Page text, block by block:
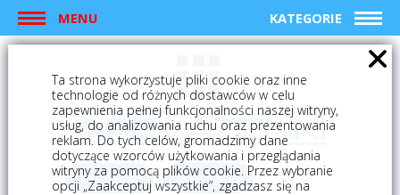
MENU KATEGORIE
logowanie rejestracja
Ta strona wykorzystuje pliki cookie oraz inne
technologie od różnych dostawców w celu
zapewnienia pełnej funkcjonalności naszej witryny,
usług, do analizowania ruchu oraz prezentowania
reklam. Do tych celów, gromadzimy dane
dotyczące wzorców użytkowania i przeglądania
witryny za pomocą plików cookie. Przez wybranie
opcji „Zaakceptuj wszystkie”, zgadzasz się na